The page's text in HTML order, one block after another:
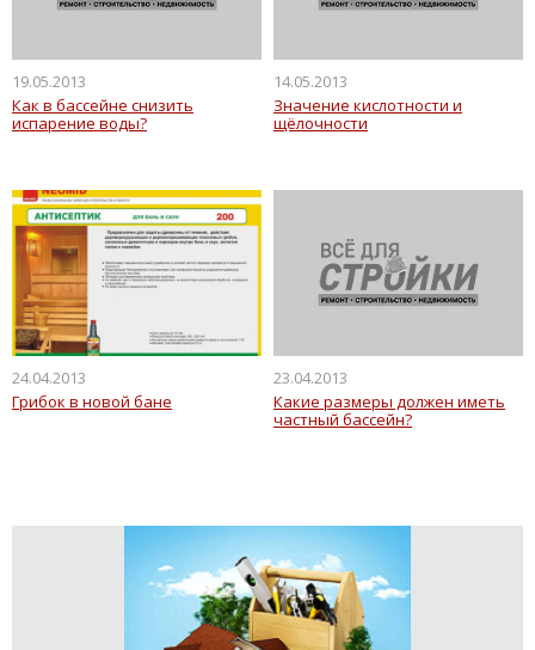
19.05.2013
Как в бассейне снизить
испарение воды?
14.05.2013
Значение кислотности и
щёлочности
24.04.2013
Грибок в новой бане
23.04.2013
Какие размеры должен иметь
частный бассейн?